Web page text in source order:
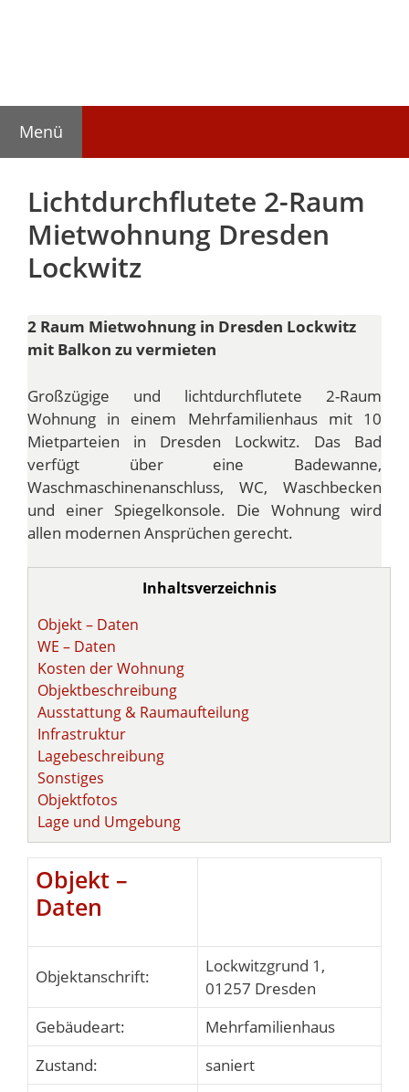
Menü
Lichtdurchflutete 2-Raum
Mietwohnung Dresden
Lockwitz
2 Raum Mietwohnung in Dresden Lockwitz
mit Balkon zu vermieten
Großzügige und lichtdurchflutete 2-Raum
Wohnung in einem Mehrfamilienhaus mit 10
Mietparteien in Dresden Lockwitz. Das Bad
verfügt über eine Badewanne,
Waschmaschinenanschluss, WC, Waschbecken
und einer Spiegelkonsole. Die Wohnung wird
allen modernen Ansprüchen gerecht.
Inhaltsverzeichnis
Objekt – Daten
WE – Daten
Kosten der Wohnung
Objektbeschreibung
Ausstattung & Raumaufteilung
Infrastruktur
Lagebeschreibung
Sonstiges
Objektfotos
Lage und Umgebung
Objekt –
Daten
Objektanschrift:
Lockwitzgrund 1,
01257 Dresden
Gebäudeart:
Mehrfamilienhaus
Zustand:
saniert